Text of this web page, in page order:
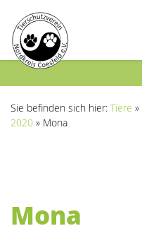
Sie befinden sich hier: Tiere »
2020 » Mona
Mona